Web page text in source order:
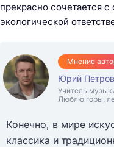
прекрасно сочетается
экологической
Мнение
Юрий
Учитель
Люблю горы,
Конечно, в мире
классика и